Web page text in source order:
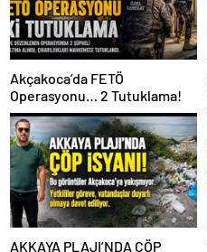
Akçakoca’da FETÖ
Operasyonu… 2 Tutuklama!
AKKAYA PLAJI’NDA ÇÖP